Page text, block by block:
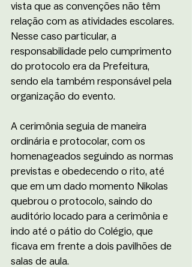
vista que as convenções não têm
relação com as atividades escolares.
Nesse caso particular, a
responsabilidade pelo cumprimento
do protocolo era da Prefeitura,
sendo ela também responsável pela
organização do evento.
A cerimônia seguia de maneira
ordinária e protocolar, com os
homenageados seguindo as normas
previstas e obedecendo o rito, até
que em um dado momento Nikolas
quebrou o protocolo, saindo do
auditório locado para a cerimônia e
indo até o pátio do Colégio, que
ficava em frente a dois pavilhões de
salas de aula.